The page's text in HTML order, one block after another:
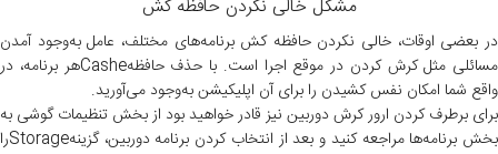
مشکل خالی نکردن حافظه کش
در بعضی اوقات، خالی نکردن حافظه کش برنامه‌های مختلف، عامل به‌وجود آمدن
مسائلی مثل کرش کردن در موقع اجرا است. با حذف حافظهCasheهر برنامه، در
واقع شما امکان نفس کشیدن را برای آن اپلیکیشن به‌وجود می‌آورید.
برای برطرف کردن ارور کرش دوربین نیز قادر خواهید بود از بخش تنظیمات گوشی به
بخش برنامه‌ها مراجعه کنید و بعد از انتخاب کردن برنامه دوربین، گزینهStorageرا